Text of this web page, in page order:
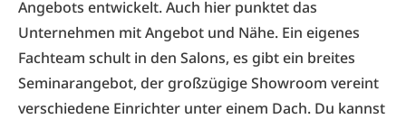
Angebots entwickelt. Auch hier punktet das
Unternehmen mit Angebot und Nähe. Ein eigenes
Fachteam schult in den Salons, es gibt ein breites
Seminarangebot, der großzügige Showroom vereint
verschiedene Einrichter unter einem Dach. Du kannst